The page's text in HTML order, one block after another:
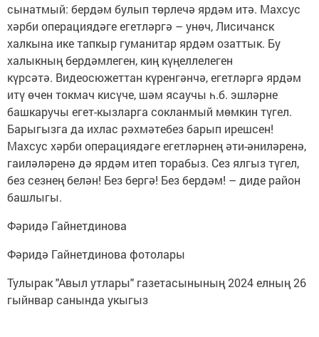
сынатмый: бердәм булып төрлечә ярдәм итә. Махсус
хәрби операциядәге егетләргә – унөч, Лисичанск
халкына ике тапкыр гуманитар ярдәм озаттык. Бу
халыкның бердәмлеген, киң күңеллелеген
күрсәтә. Видеосюжеттан күренгәнчә, егетләргә ярдәм
итү өчен токмач кисүче, шәм ясаучы һ.б. эшләрне
башкаручы егет-кызларга сокланмый мөмкин түгел.
Барыгызга да ихлас рәхмәтебез барып ирешсен!
Махсус хәрби операциядәге егетләрнең әти-әниләренә,
гаиләләренә дә ярдәм итеп торабыз. Сез ялгыз түгел,
без сезнең белән! Без бергә! Без бердәм! – диде район
башлыгы.
Фәридә Гайнетдинова
Фәридә Гайнетдинова фотолары
Тулырак "Авыл утлары" газетасынының 2024 елның 26
гыйнвар санында укыгыз